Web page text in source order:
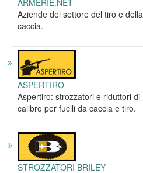
Aziende del settore del tiro e della
caccia.
ASPERTIRO
Aspertiro: strozzatori e riduttori di
calibro per fucili da caccia e tiro.
STROZZATORI BRILEY